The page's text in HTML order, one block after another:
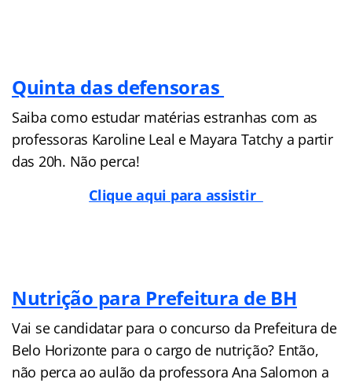
Quinta das defensoras
Saiba como estudar matérias estranhas com as
professoras Karoline Leal e Mayara Tatchy a partir
das 20h. Não perca!
Clique aqui para assistir
Nutrição para Prefeitura de BH
Vai se candidatar para o concurso da Prefeitura de
Belo Horizonte para o cargo de nutrição? Então,
não perca ao aulão da professora Ana Salomon a